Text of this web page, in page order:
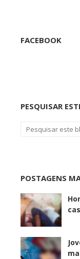
FACEBOOK
PESQUISAR
POSTAGENS